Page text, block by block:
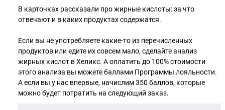
В карточках рассказали про жирные кислоты: за что
отвечают и в каких продуктах содержатся.
Если вы не употребляете какие-то из перечисленных
продуктов или едите их совсем мало, сделайте анализ
жирных кислот в Хеликс. А оплатить до 100% стоимости
этого анализа вы можете баллами Программы лояльности.
А если вы у нас впервые, начислим 350 баллов, которые
можно будет потратить на следующий заказ.